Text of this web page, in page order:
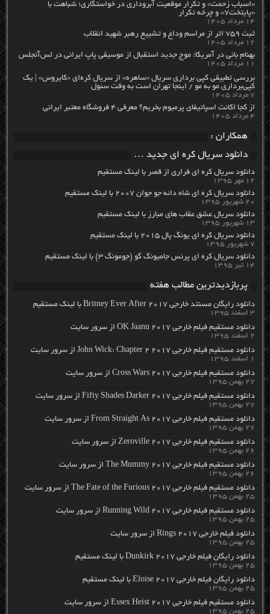
«اسباب زحمت» و تکرار موقعیت آبروداری در خواستگاری؛ شباهت با
«پایتخت۷» و چرخه تکرار
۱۴ مرداد ۱۴۰۵
ثبت ۷۵۹ اثر از مراسم وداع و تشییع رهبر شهید انقلاب
۱۲ مرداد ۱۴۰۵
بهنام بانی در آمریکا: موج جدید استقبال از موسیقی پاپ ایرانی در لس‌آنجلس
۱۱ مرداد ۱۴۰۵
بررسی تطبیقی کپی برداری سریال «ساهره» از سریال کره‌ای «کایروس» | یک
کپی‌برداری مو به مو / اینجا تهران است به وقت سئول
۷ مرداد ۱۴۰۵
از کجا اکانت اسپاتیفای پرمیوم بخریم؟ معرفی ۴ فروشگاه معتبر ایرانی
۴ مرداد ۱۴۰۵
همکاران :
دانلود سریال کره ای جدید …
دانلود سریال کره ای فراری از قصر با لینک مستقیم
۱۲ مهر ۱۳۹۵
دانلود سریال کره ای شاه دائه جو جوان ۲۰۰۷ با لینک مستقیم
۲۰ شهریور ۱۳۹۵
دانلود سریال عشق عقاب های مبارز با لینک مستقیم
۱۳ شهریور ۱۳۹۵
دانلود سریال کره ای یونگ پال ۲۰۱۵ با لینک مستقیم
۷ شهریور ۱۳۹۵
دانلود سریال کره ای پرنس جامیونگ گو (جومونگ ۳) با لینک مستقیم
۱۴ تیر ۱۳۹۵
پربازدیدترین مطالب هفته
دانلود رایگان مسنتد خارجی Britney Ever After 2017 با لینک مستقیم
۳ اسفند ۱۳۹۵
دانلود مستقیم فیلم خارجی OK Jaanu 2017 از سرور سایت
۲ اسفند ۱۳۹۵
دانلود مستقیم فیلم خارجی John Wick: Chapter 2 2017 از سرور سایت
۱ اسفند ۱۳۹۵
دانلود مستقیم فیلم خارجی Cross Wars 2017 از سرور سایت
۲۷ بهمن ۱۳۹۵
دانلود مستقیم فیلم خارجی Fifty Shades Darker 2017 از سرور سایت
۲۷ بهمن ۱۳۹۵
دانلود مستقیم فیلم خارجی From Straight As 2017 از سرور سایت
۲۷ بهمن ۱۳۹۵
دانلود مستقیم فیلم خارجی Zeroville 2017 از سرور سایت
۲۶ بهمن ۱۳۹۵
دانلود مستقیم فیلم خارجی The Mummy 2017 از سرور سایت
۲۶ بهمن ۱۳۹۵
دانلود مستقیم فیلم خارجی The Fate of the Furious 2017 از سرور سایت
۲۵ بهمن ۱۳۹۵
دانلود مستقیم فیلم خارجی Running Wild 2017 از سرور سایت
۲۵ بهمن ۱۳۹۵
دانلود فیلم خارجی Rings 2017 از سرور سایت
۲۵ بهمن ۱۳۹۵
دانلود رایگان فیلم خارجی Dunkirk 2017 با لینک مستقیم
۲۵ بهمن ۱۳۹۵
دانلود رایگان فیلم خارجی Eloise 2017 با لینک مستقیم
۲۵ بهمن ۱۳۹۵
دانلود مستقیم فیلم خارجی Essex Heist 2017 از سرور سایت
۲۵ بهمن ۱۳۹۵